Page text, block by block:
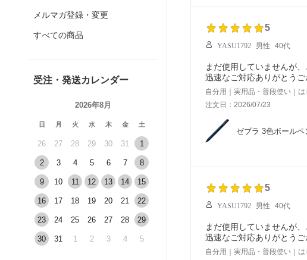
メルマガ登録・変更
すべての商品
受注・発送カレンダー
2026年8月
日 月 火 水 木 金 土
26 27 28 29 30 31 1
2 3 4 5 6 7 8
9 10 11 12 13 14 15
16 17 18 19 20 21 22
23 24 25 26 27 28 29
30 31 1 2 3 4 5
5
YASU1792 男性 40代
まだ使用していませんが
迅速なご対応ありがとうご
自分用｜実用品・普段使い｜は
注文日：2026/07/23
ゼブラ 3色ボール
5
YASU1792 男性 40代
まだ使用していませんが
迅速なご対応ありがとうご
自分用｜実用品・普段使い｜は